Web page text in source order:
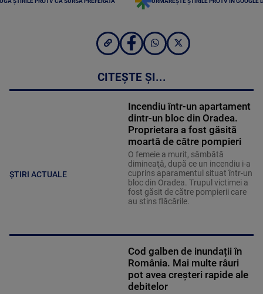
CITEȘTE ȘI...
ȘTIRI ACTUALE
Incendiu într-un apartament
dintr-un bloc din Oradea.
Proprietara a fost găsită
moartă de către pompieri
O femeie a murit, sâmbătă
dimineaţă, după ce un incendiu i-a
cuprins aparamentul situat într-un
bloc din Oradea. Trupul victimei a
fost găsit de către pompierii care
au stins flăcările.
Cod galben de inundații în
România. Mai multe râuri
pot avea creșteri rapide ale
debitelor